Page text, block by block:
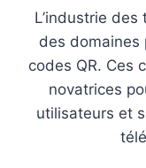
L’industrie des
des domaines
codes QR. Ces
novatrices
utilisateurs et